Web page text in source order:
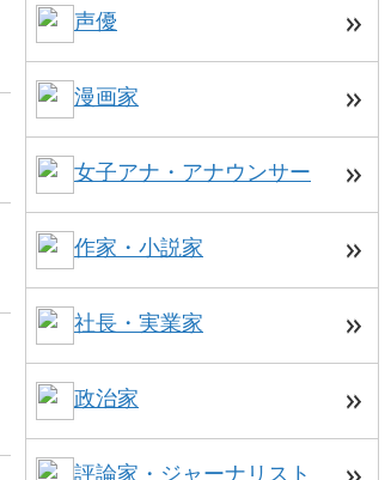
声優
漫画家
女子アナ・アナウンサー
作家・小説家
社長・実業家
政治家
評論家・ジャーナリスト